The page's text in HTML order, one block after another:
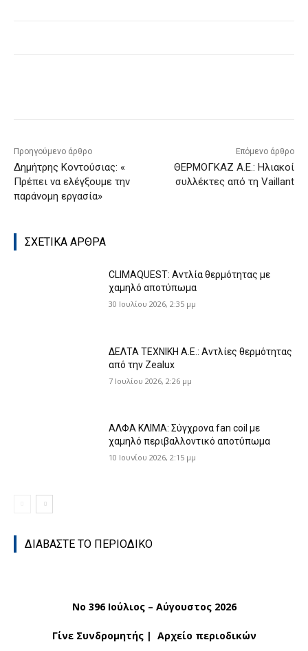
Προηγούμενο άρθρο
Δημήτρης Κοντούσιας: «
Πρέπει να ελέγξουμε την
παράνομη εργασία»
Επόμενο άρθρο
ΘΕΡΜΟΓΚΑΖ Α.Ε.: Ηλιακοί
συλλέκτες από τη Vaillant
ΣΧΕΤΙΚΑ ΑΡΘΡΑ
CLIMAQUEST: Αντλία θερμότητας με
χαμηλό αποτύπωμα
30 Ιουλίου 2026, 2:35 μμ
ΔΕΛΤΑ ΤΕΧΝΙΚΗ Α.Ε.: Αντλίες θερμότητας
από την Zealux
7 Ιουλίου 2026, 2:26 μμ
ΑΛΦΑ ΚΛΙΜΑ: Σύγχρονα fan coil με
χαμηλό περιβαλλοντικό αποτύπωμα
10 Ιουνίου 2026, 2:15 μμ
ΔΙΑΒΑΣΤΕ ΤΟ ΠΕΡΙΟΔΙΚΟ
No 396 Ιούλιος – Αύγουστος 2026
Γίνε Συνδρομητής| Αρχείο περιοδικών